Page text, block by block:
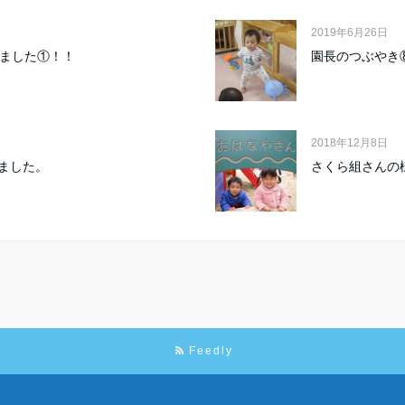
した①！！
2019年6月26日
園長のつぶや
した。
2018年12月8日
さくら組さん
Feedly